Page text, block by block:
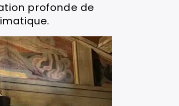
profonde de